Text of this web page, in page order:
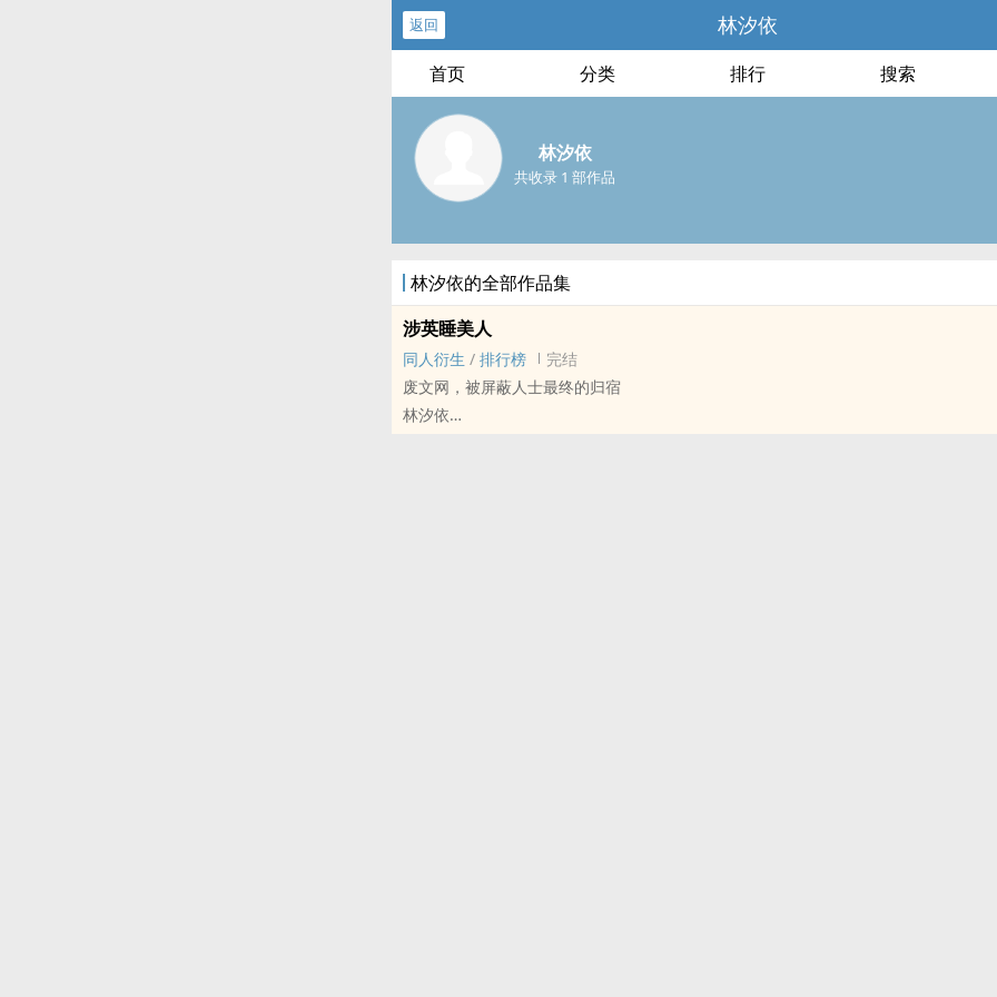
返回 林汐依
首页 分类 排行 搜索
林汐依
共收录 1 部作品
林汐依的全部作品集
涉英睡‍美‍‌人‍
‍‌同‍‍‎人‍衍生 / 排行榜
完结
‍‍废‍‎‌文‎网，被屏蔽人士最终的归宿
林汐依